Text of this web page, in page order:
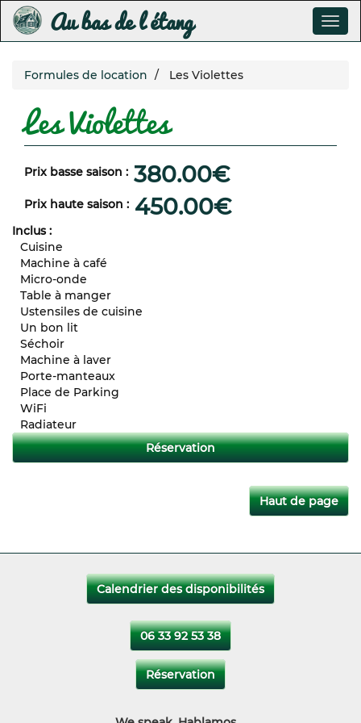
principal
Au bas de l étang
Formules de location Les Violettes
Les Violettes
Prix basse saison 380.00€
Prix haute saison 450.00€
Inclus :
Cuisine
Machine à café
Micro-onde
Table à manger
Ustensiles de cuisine
Un bon lit
Séchoir
Machine à laver
Porte-manteaux
Place de Parking
WiFi
Radiateur
Lien du formulaire de Réservation
Réservation
Haut de page
Calendrier des disponibilités
06 33 92 53 38
Réservation